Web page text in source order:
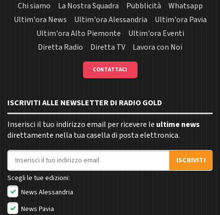
Chi siamo La Nostra Squadra Pubblicità
Whatsapp
Ultim'ora News
Ultim'ora Alessandria
Ultim'ora Pavia
Ultim'ora Alto Piemonte
Ultim'ora Eventi
Diretta Radio
Diretta TV Lavora con Noi
CONTATTACI
ISCRIVITI ALLE NEWSLETTER DI RADIO GOLD
Inserisci il tuo indirizzo email per ricevere le ultime news
direttamente nella tua casella di posta elettronica.
Indirizzo email
ISCRIVITI
Scegli le tue edizioni:
News Alessandria
News Pavia